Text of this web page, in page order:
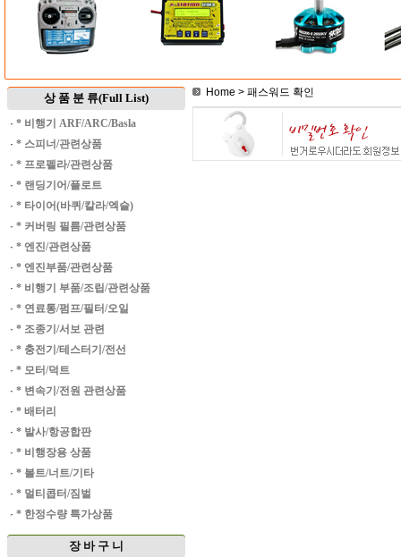
상 품 분 류(Full List)
· * 비행기 ARF/ARC/Basla
· * 스피너/관련상품
· * 프로펠라/관련상품
· * 랜딩기어/플로트
· * 타이어(바퀴/칼라/엑슬)
· * 커버링 필름/관련상품
· * 엔진/관련상품
· * 엔진부품/관련상품
· * 비행기 부품/조립/관련상품
· * 연료통/펌프/필터/오일
· * 조종기/서보 관련
· * 충전기/테스터기/전선
· * 모터/덕트
· * 변속기/전원 관련상품
· * 배터리
· * 발사/항공합판
· * 비행장용 상품
· * 볼트/너트/기타
· * 멀티콥터/짐벌
· * 한정수량 특가상품
장 바 구 니
Home > 패스워드 확인